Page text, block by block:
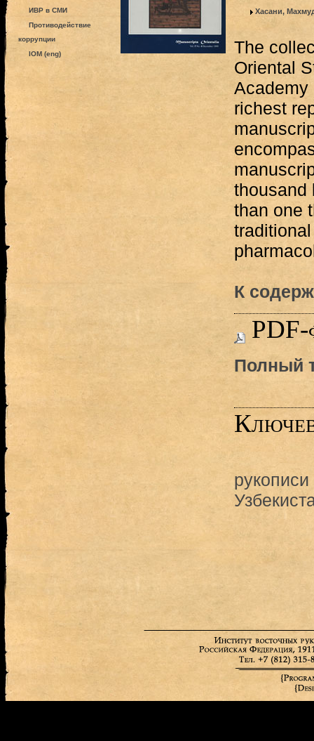
ИВР в СМИ
Противодействие
коррупции
IOM (eng)
Хасани,
The
Oriental
Academy
richest
thousand
than one
К
PDF-
Полный